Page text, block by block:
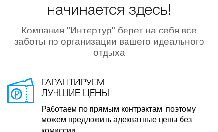
начинается здесь!
Компания "Интертур" берет на себя все
заботы по организации вашего идеального
отдыха
ГАРАНТИРУЕМ
ЛУЧШИЕ ЦЕНЫ
Работаем по прямым контрактам, поэтому
можем предложить адекватные цены без
комиссии.